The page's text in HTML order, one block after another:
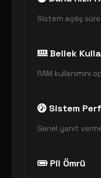
Sistem açılış
Bellek
RAM kullanımını
Sistem
Genel yanıt
Pil Ömrü